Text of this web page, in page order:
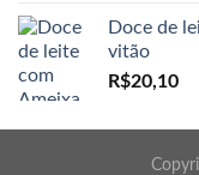
Doce de
vitão
R$20,10